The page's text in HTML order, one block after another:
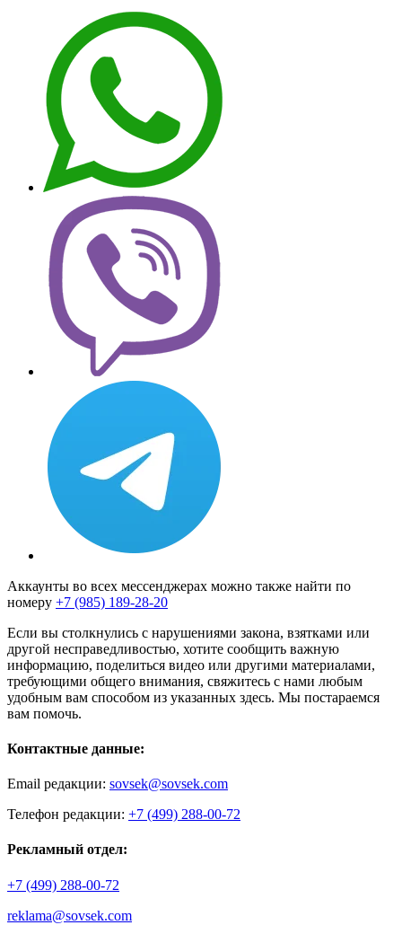
Аккаунты во всех мессенджерах можно также найти по
номеру +7 (985) 189-28-20
Если вы столкнулись с нарушениями закона, взятками или
другой несправедливостью, хотите сообщить важную
информацию, поделиться видео или другими материалами,
требующими общего внимания, свяжитесь с нами любым
удобным вам способом из указанных здесь. Мы постараемся
вам помочь.
Контактные данные:
Email редакции: sovsek@sovsek.com
Телефон редакции: +7 (499) 288-00-72
Рекламный отдел:
+7 (499) 288-00-72
reklama@sovsek.com